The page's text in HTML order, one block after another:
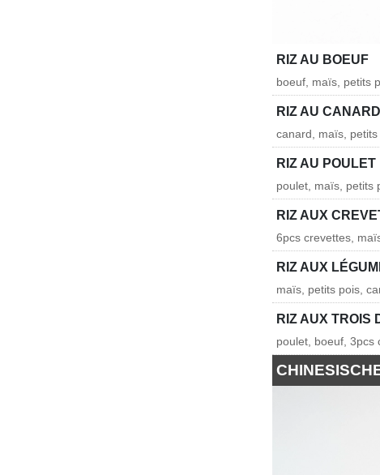
RIZ AU BOEUF
boeuf, maïs, petits
RIZ AU CANARD
canard, maïs,
RIZ AU POULET
poulet, maïs, petits
RIZ AUX
6pcs crevettes,
RIZ AUX
maïs, petits pois,
RIZ AUX TROIS
poulet, boeuf, 3pcs